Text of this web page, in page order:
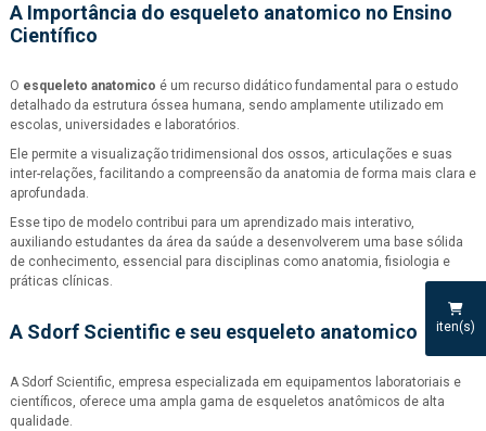
iten(s)
A Importância do esqueleto anatomico no Ensino
Científico
O esqueleto anatomico é um recurso didático fundamental para o estudo
detalhado da estrutura óssea humana, sendo amplamente utilizado em
escolas, universidades e laboratórios.
Ele permite a visualização tridimensional dos ossos, articulações e suas
inter-relações, facilitando a compreensão da anatomia de forma mais clara e
aprofundada.
Esse tipo de modelo contribui para um aprendizado mais interativo,
auxiliando estudantes da área da saúde a desenvolverem uma base sólida
de conhecimento, essencial para disciplinas como anatomia, fisiologia e
práticas clínicas.
A Sdorf Scientific e seu esqueleto anatomico
A Sdorf Scientific, empresa especializada em equipamentos laboratoriais e
científicos, oferece uma ampla gama de esqueletos anatômicos de alta
qualidade.